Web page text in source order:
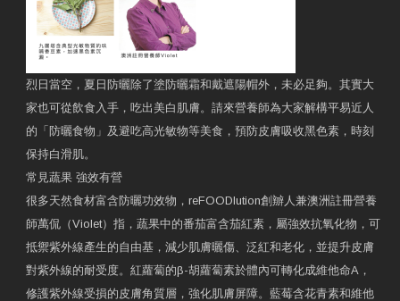
烈日當空，夏日防曬除了塗防曬霜和戴遮陽帽外，未必足夠。其實大
家也可從飲食入手，吃出美白肌膚。請來營養師為大家解構平易近人
的「防曬食物」及避吃高光敏物等美食，預防皮膚吸收黑色素，時刻
保持白滑肌。
常見蔬果 強效有營
很多天然食材富含防曬功效物，reFOODlution創辧人兼澳洲註冊營養
師萬侃（Violet）指，蔬果中的番茄富含茄紅素，屬強效抗氧化物，可
抵禦紫外線產生的自由基，減少肌膚曬傷、泛紅和老化，並提升皮膚
對紫外線的耐受度。紅蘿蔔的β-胡蘿蔔素於體內可轉化成維他命A，
修護紫外線受損的皮膚角質層，強化肌膚屏障。藍莓含花青素和維他